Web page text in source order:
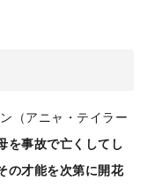
（アニャ・テイラー
を事故で亡くしてし
の才能を次第に開花